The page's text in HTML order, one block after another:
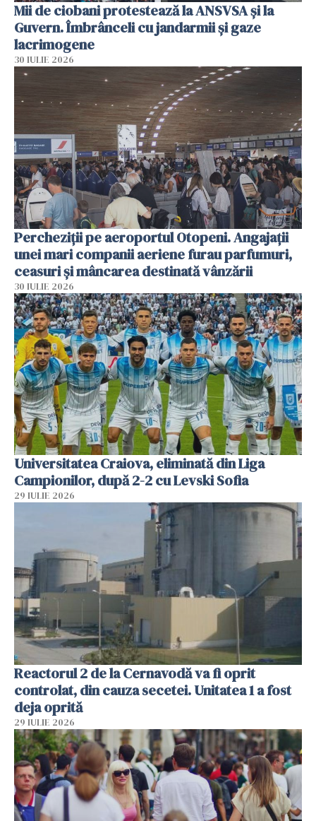
Mii de ciobani protestează la ANSVSA și la
Guvern. Îmbrânceli cu jandarmii și gaze
lacrimogene
30 IULIE 2026
Percheziții pe aeroportul Otopeni. Angajații
unei mari companii aeriene furau parfumuri,
ceasuri și mâncarea destinată vânzării
30 IULIE 2026
Universitatea Craiova, eliminată din Liga
Campionilor, după 2-2 cu Levski Sofia
29 IULIE 2026
Reactorul 2 de la Cernavodă va fi oprit
controlat, din cauza secetei. Unitatea 1 a fost
deja oprită
29 IULIE 2026